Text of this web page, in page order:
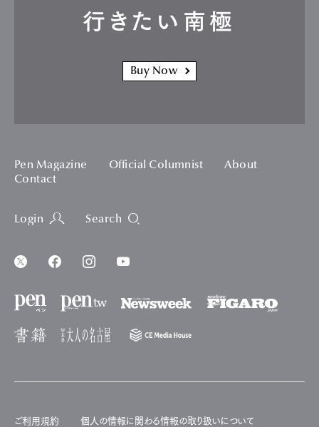
行きたい南極
Buy Now
Pen Magazine Official Columnist
About
Contact
Login Search
ご利用規約 個人の情報に関わる情報の取り扱いについて